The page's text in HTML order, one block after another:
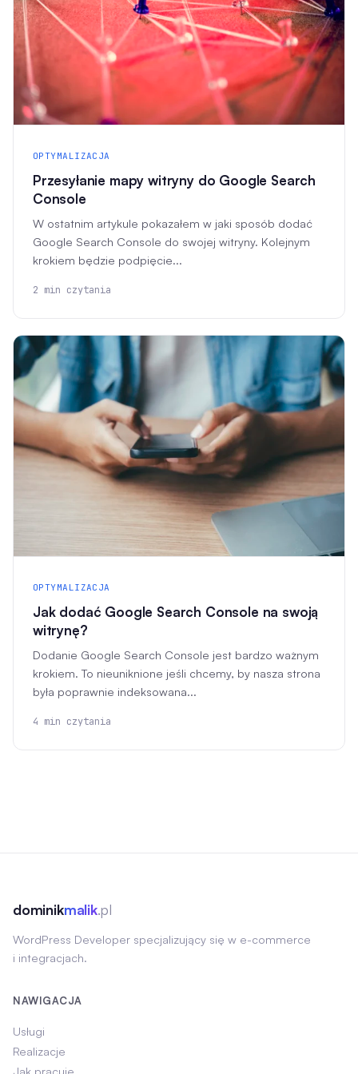
OPTYMALIZACJA
Przesyłanie mapy witryny do Google Search
Console
W ostatnim artykule pokazałem w jaki sposób dodać
Google Search Console do swojej witryny. Kolejnym
krokiem będzie podpięcie...
2 min czytania
OPTYMALIZACJA
Jak dodać Google Search Console na swoją
witrynę?
Dodanie Google Search Console jest bardzo ważnym
krokiem. To nieuniknione jeśli chcemy, by nasza strona
była poprawnie indeksowana...
4 min czytania
dominikmalik.pl
WordPress Developer specjalizujący się w e-commerce
i integracjach.
NAWIGACJA
Usługi
Realizacje
Jak pracuję